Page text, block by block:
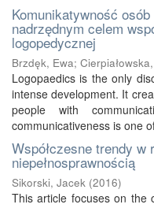
Komunikatywność
nadrzędnym celem
logopedycznej
Brzdęk, Ewa;
Logopaedics is the only
intense development. It
people with
communicativeness is one
Współczesne trendy w
niepełnosprawnością
Sikorski, Jacek (2016)
This article focuses on the